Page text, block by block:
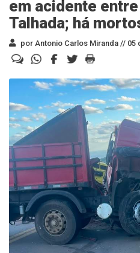
em acidente
Talhada; há
por Antonio Carlos Miranda // 05